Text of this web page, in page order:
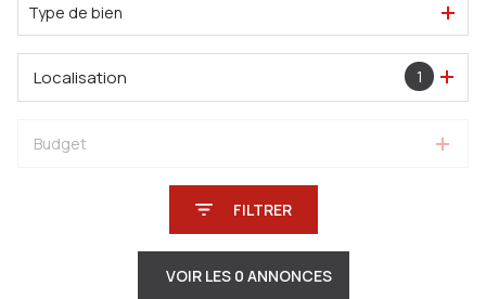
De l'immo pro
Type de bien
1
Localisation
Budget
FILTRER
VOIR LES 0 ANNONCES